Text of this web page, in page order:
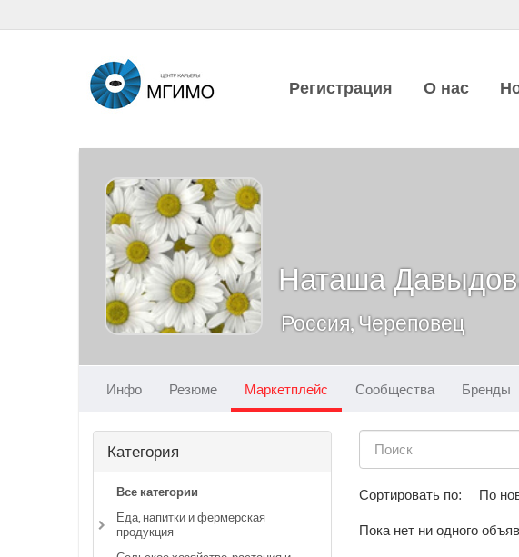
Регистрация О нас
Наташа
Россия, Череповец
Инфо Резюме Маркетплейс Сообщества Бренды
Категория
Все категории
Еда, напитки и фермерская
продукция
Сортировать по: По
Пока нет ни одного